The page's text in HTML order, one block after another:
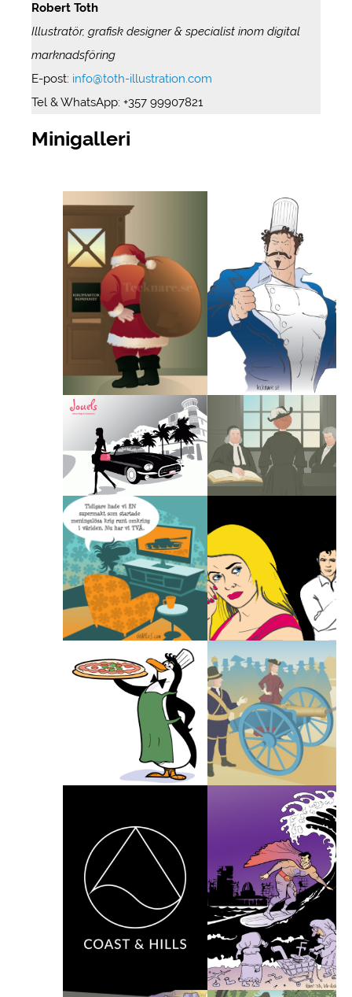
Robert Toth
Illustratör, grafisk designer & specialist inom digital
marknadsföring
E-post: info@toth-illustration.com
Tel & WhatsApp: +357 99907821
Minigalleri